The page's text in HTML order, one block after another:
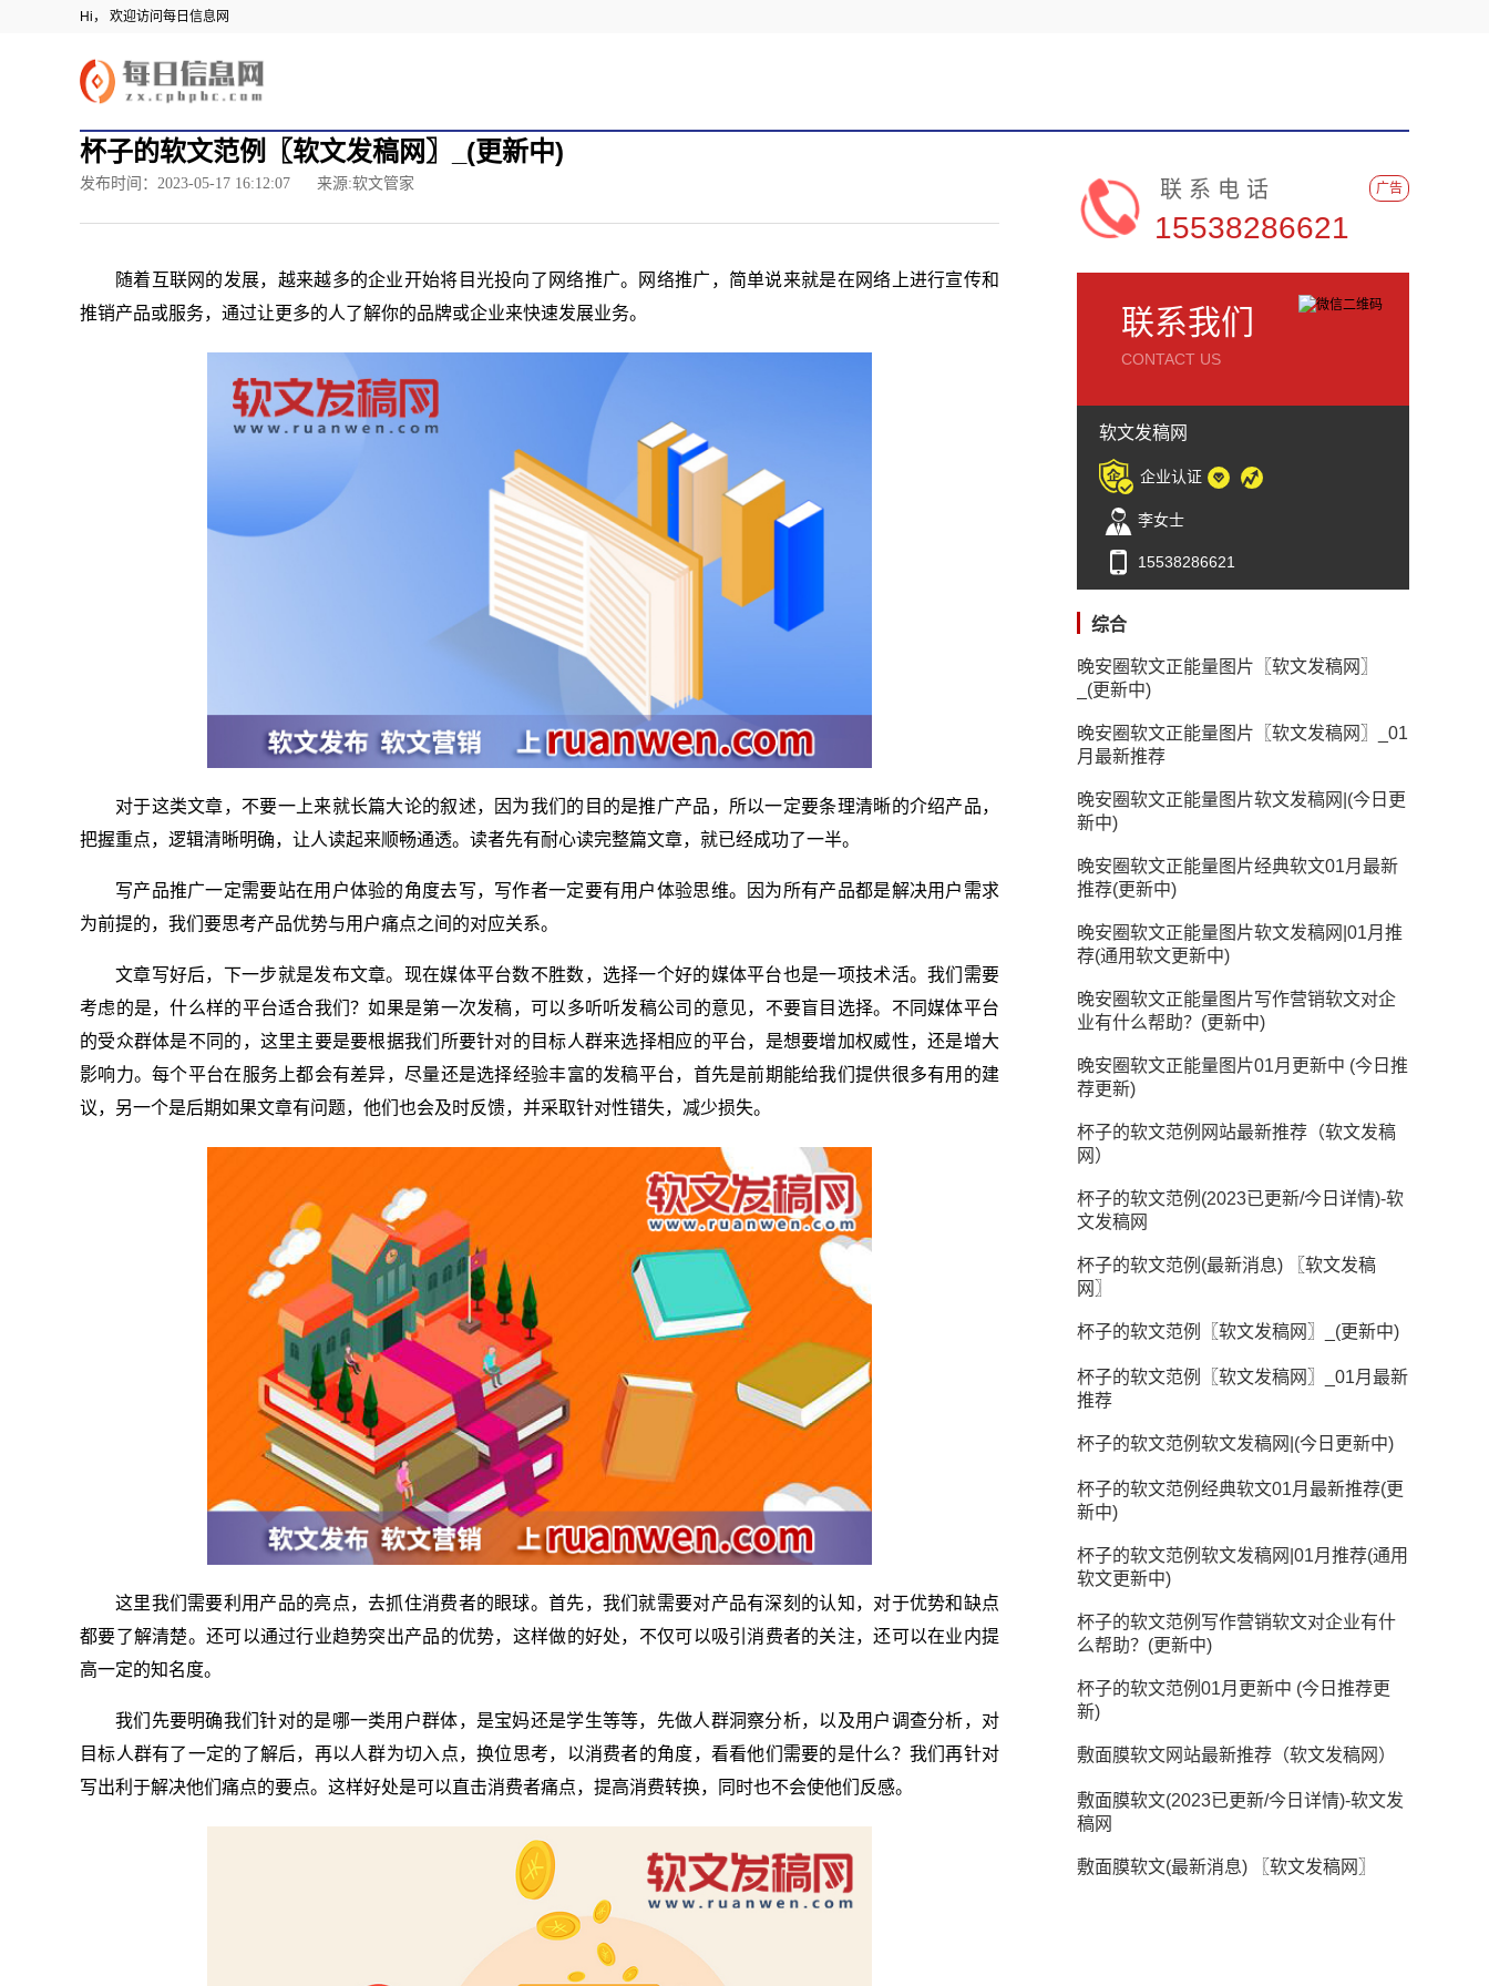
Hi， 欢迎访问每日信息网
杯子的软文范例〖软文发稿网〗_(更新中)
发布时间：2023-05-17 16:12:07 来源:软文管家
随着互联网的发展，越来越多的企业开始将目光投向了网络推广。网络推广，简单说来就是在网络上进行宣传和
推销产品或服务，通过让更多的人了解你的品牌或企业来快速发展业务。
对于这类文章，不要一上来就长篇大论的叙述，因为我们的目的是推广产品，所以一定要条理清晰的介绍产品，
把握重点，逻辑清晰明确，让人读起来顺畅通透。读者先有耐心读完整篇文章，就已经成功了一半。
写产品推广一定需要站在用户体验的角度去写，写作者一定要有用户体验思维。因为所有产品都是解决用户需求
为前提的，我们要思考产品优势与用户痛点之间的对应关系。
文章写好后，下一步就是发布文章。现在媒体平台数不胜数，选择一个好的媒体平台也是一项技术活。我们需要
考虑的是，什么样的平台适合我们？如果是第一次发稿，可以多听听发稿公司的意见，不要盲目选择。不同媒体平台
的受众群体是不同的，这里主要是要根据我们所要针对的目标人群来选择相应的平台，是想要增加权威性，还是增大
影响力。每个平台在服务上都会有差异，尽量还是选择经验丰富的发稿平台，首先是前期能给我们提供很多有用的建
议，另一个是后期如果文章有问题，他们也会及时反馈，并采取针对性错失，减少损失。
这里我们需要利用产品的亮点，去抓住消费者的眼球。首先，我们就需要对产品有深刻的认知，对于优势和缺点
都要了解清楚。还可以通过行业趋势突出产品的优势，这样做的好处，不仅可以吸引消费者的关注，还可以在业内提
高一定的知名度。
我们先要明确我们针对的是哪一类用户群体，是宝妈还是学生等等，先做人群洞察分析，以及用户调查分析，对
目标人群有了一定的了解后，再以人群为切入点，换位思考，以消费者的角度，看看他们需要的是什么？我们再针对
写出利于解决他们痛点的要点。这样好处是可以直击消费者痛点，提高消费转换，同时也不会使他们反感。
联系电话
15538286621
广告
联系我们
CONTACT US
软文发稿网
企业认证
李女士
15538286621
综合
晚安圈软文正能量图片〖软文发稿网〗
_(更新中)
晚安圈软文正能量图片〖软文发稿网〗_01
月最新推荐
晚安圈软文正能量图片软文发稿网|(今日更
新中)
晚安圈软文正能量图片经典软文01月最新
推荐(更新中)
晚安圈软文正能量图片软文发稿网|01月推
荐(通用软文更新中)
晚安圈软文正能量图片写作营销软文对企
业有什么帮助？(更新中)
晚安圈软文正能量图片01月更新中 (今日推
荐更新)
杯子的软文范例网站最新推荐（软文发稿
网）
杯子的软文范例(2023已更新/今日详情)-软
文发稿网
杯子的软文范例(最新消息) 〖软文发稿
网〗
杯子的软文范例〖软文发稿网〗_(更新中)
杯子的软文范例〖软文发稿网〗_01月最新
推荐
杯子的软文范例软文发稿网|(今日更新中)
杯子的软文范例经典软文01月最新推荐(更
新中)
杯子的软文范例软文发稿网|01月推荐(通用
软文更新中)
杯子的软文范例写作营销软文对企业有什
么帮助？(更新中)
杯子的软文范例01月更新中 (今日推荐更
新)
敷面膜软文网站最新推荐（软文发稿网）
敷面膜软文(2023已更新/今日详情)-软文发
稿网
敷面膜软文(最新消息) 〖软文发稿网〗